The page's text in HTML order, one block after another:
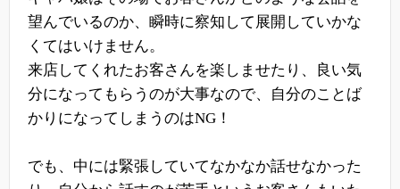
望んでいるのか、瞬時に察知して展開していかな
くてはいけません。
来店してくれたお客さんを楽しませたり、良い気
分になってもらうのが大事なので、自分のことば
かりになってしまうのはNG！
でも、中には緊張していてなかなか話せなかった